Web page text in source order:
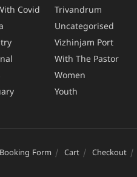
Covid
Trivandrum
Uncategorised
Vizhinjam Port
With The Pastor
Women
Youth
Booking Form Cart Checkout